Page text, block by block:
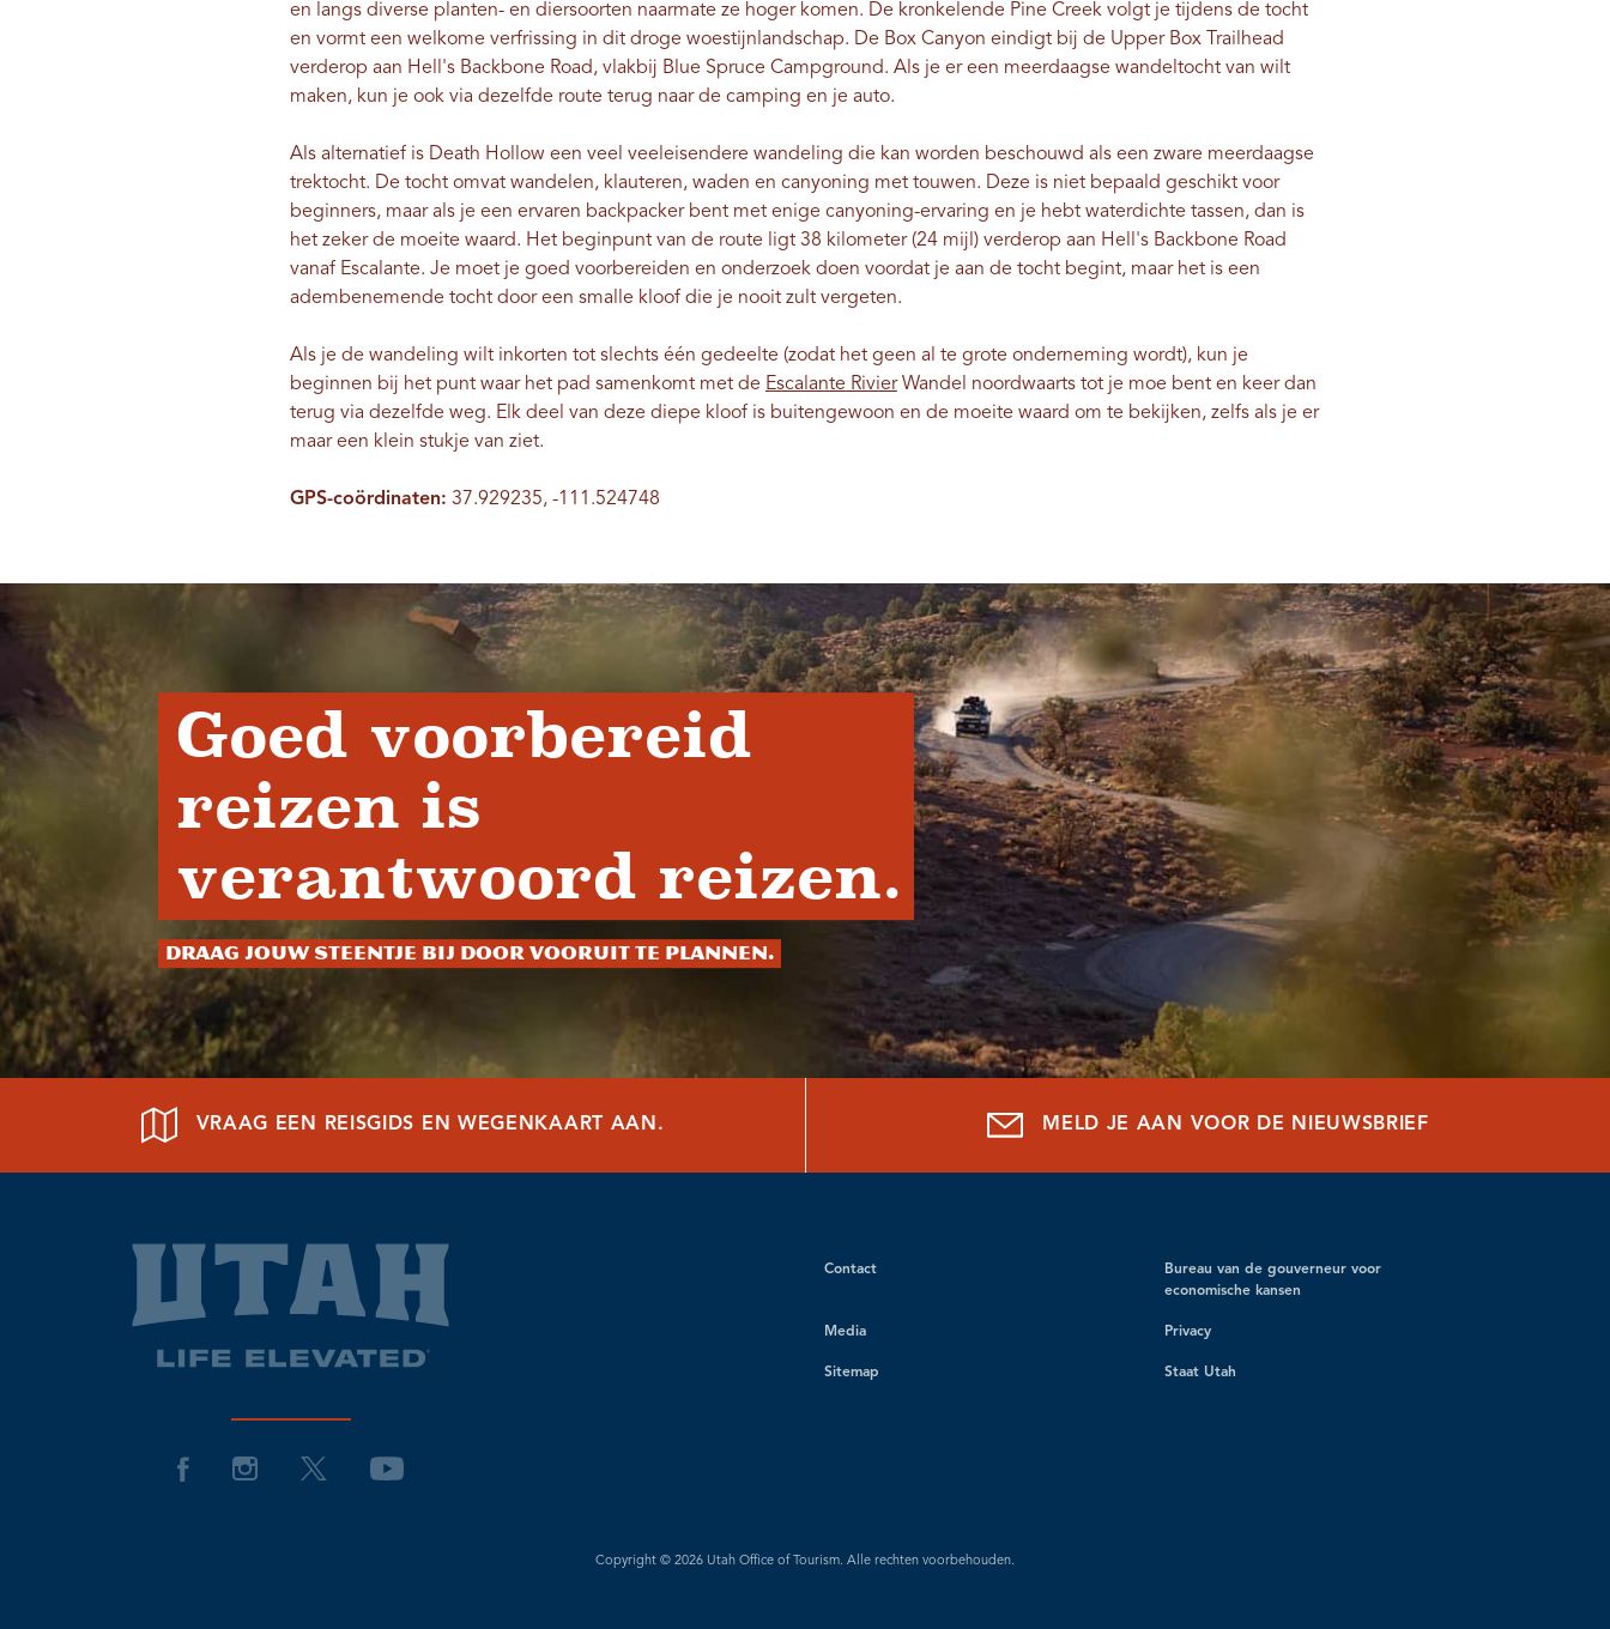
en langs diverse planten- en diersoorten naarmate ze hoger komen. De kronkelende Pine Creek volgt je tijdens de tocht
en vormt een welkome verfrissing in dit droge woestijnlandschap. De Box Canyon eindigt bij de Upper Box Trailhead
verderop aan Hell's Backbone Road, vlakbij Blue Spruce Campground. Als je er een meerdaagse wandeltocht van wilt
maken, kun je ook via dezelfde route terug naar de camping en je auto.
Als alternatief is Death Hollow een veel veeleisendere wandeling die kan worden beschouwd als een zware meerdaagse
trektocht. De tocht omvat wandelen, klauteren, waden en canyoning met touwen. Deze is niet bepaald geschikt voor
beginners, maar als je een ervaren backpacker bent met enige canyoning-ervaring en je hebt waterdichte tassen, dan is
het zeker de moeite waard. Het beginpunt van de route ligt 38 kilometer (24 mijl) verderop aan Hell's Backbone Road
vanaf Escalante. Je moet je goed voorbereiden en onderzoek doen voordat je aan de tocht begint, maar het is een
adembenemende tocht door een smalle kloof die je nooit zult vergeten.
Als je de wandeling wilt inkorten tot slechts één gedeelte (zodat het geen al te grote onderneming wordt), kun je
beginnen bij het punt waar het pad samenkomt met de Escalante RivierWandel noordwaarts tot je moe bent en keer dan
terug via dezelfde weg. Elk deel van deze diepe kloof is buitengewoon en de moeite waard om te bekijken, zelfs als je er
maar een klein stukje van ziet.
GPS-coördinaten: 37.929235, -111.524748
Goed voorbereid
reizen is
verantwoord reizen.
Draag jouw steentje bij door vooruit te plannen.
VRAAG EEN REISGIDS EN WEGENKAART AAN. MELD JE AAN VOOR DE NIEUWSBRIEF
Contact
Bureau van de gouverneur voor
economische kansen
Media Privacy
Sitemap Staat Utah
Copyright © 2026 Utah Office of Tourism. Alle rechten voorbehouden.